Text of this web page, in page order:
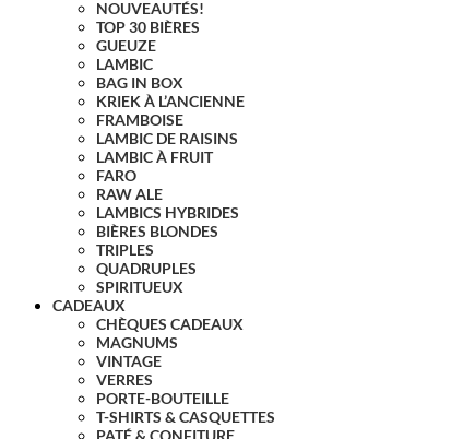
NOUVEAUTÉS!
TOP 30 BIÈRES
GUEUZE
LAMBIC
BAG IN BOX
KRIEK À L’ANCIENNE
FRAMBOISE
LAMBIC DE RAISINS
LAMBIC À FRUIT
FARO
RAW ALE
LAMBICS HYBRIDES
BIÈRES BLONDES
TRIPLES
QUADRUPLES
SPIRITUEUX
CADEAUX
CHÈQUES CADEAUX
MAGNUMS
VINTAGE
VERRES
PORTE-BOUTEILLE
T-SHIRTS & CASQUETTES
PATÉ & CONFITURE